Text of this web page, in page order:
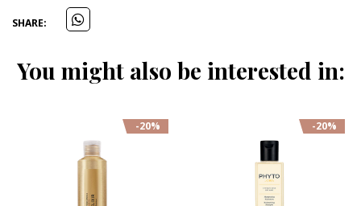
SHARE:
You might also be interested in:
-20% -20%